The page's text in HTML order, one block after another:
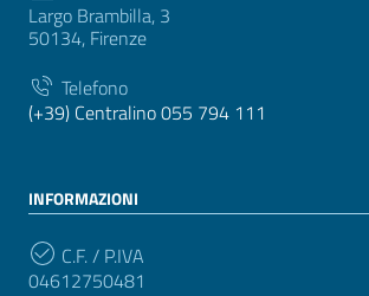
Largo Brambilla, 3
50134, Firenze
Telefono
(+39) Centralino 055 794 111
INFORMAZIONI
C.F. / P.IVA
04612750481